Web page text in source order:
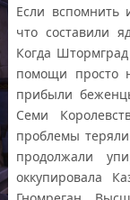
Если вспомнить
что составили
Когда
помощи просто
прибыли
Семи
проблемы
продолжали
оккупировала